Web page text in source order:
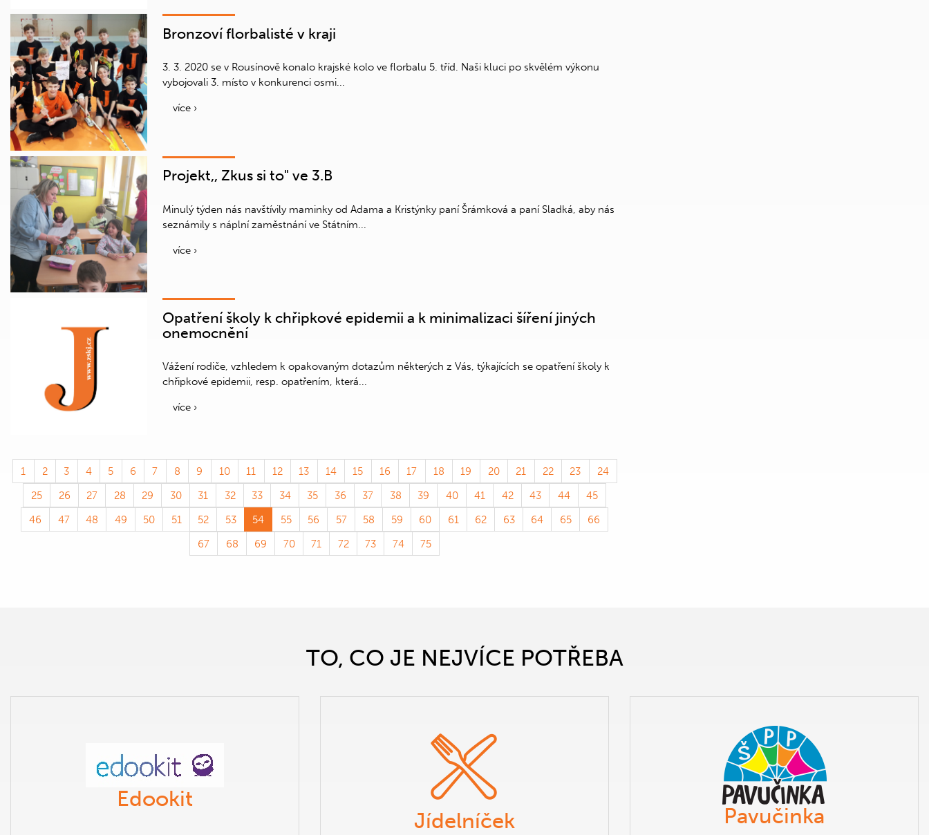
Bronzoví florbalisté v kraji
3. 3. 2020 se v Rousínově konalo krajské kolo ve florbalu 5. tříd. Naši kluci po skvělém výkonu
vybojovali 3. místo v konkurenci osmi...
více ›
Projekt,, Zkus si to" ve 3.B
Minulý týden nás navštívily maminky od Adama a Kristýnky paní Šrámková a paní Sladká, aby nás
seznámily s náplní zaměstnání ve Státním...
více ›
Opatření školy k chřipkové epidemii a k minimalizaci šíření jiných
onemocnění
Vážení rodiče, vzhledem k opakovaným dotazům některých z Vás, týkajících se opatření školy k
chřipkové epidemii, resp. opatřením, která...
více ›
1 2 3 4 5 6 7 8 9 10 11 12 13 14 15 16 17 18 19 20 21 22 23
24
25
26 27 28 29 30 31 32 33 34 35 36 37 38 39 40 41 42 43 44
45
46
47 48 49 50 51 52 53 54 55 56 57 58 59 60 61 62 63 64 65
66
67
68 69 70 71 72 73 74 75
TO, CO JE NEJVÍCE POTŘEBA
Edookit
Jídelníček
Pavučinka